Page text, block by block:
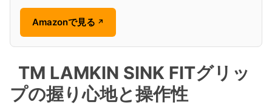
Amazonで見る ↗
TM LAMKIN SINK FITグリッ
プの握り心地と操作性